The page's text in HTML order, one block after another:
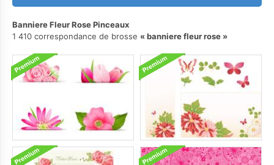
Banniere Fleur Rose Pinceaux
1 410 correspondance de brosse
banniere fleur rose